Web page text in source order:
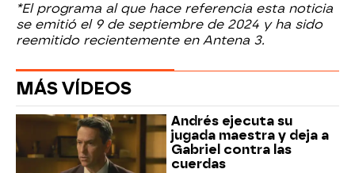
*El programa al que hace referencia esta noticia
se emitió el 9 de septiembre de 2024 y ha sido
reemitido recientemente en Antena 3.
MÁS VÍDEOS
Andrés ejecuta su
jugada maestra y deja a
Gabriel contra las
cuerdas